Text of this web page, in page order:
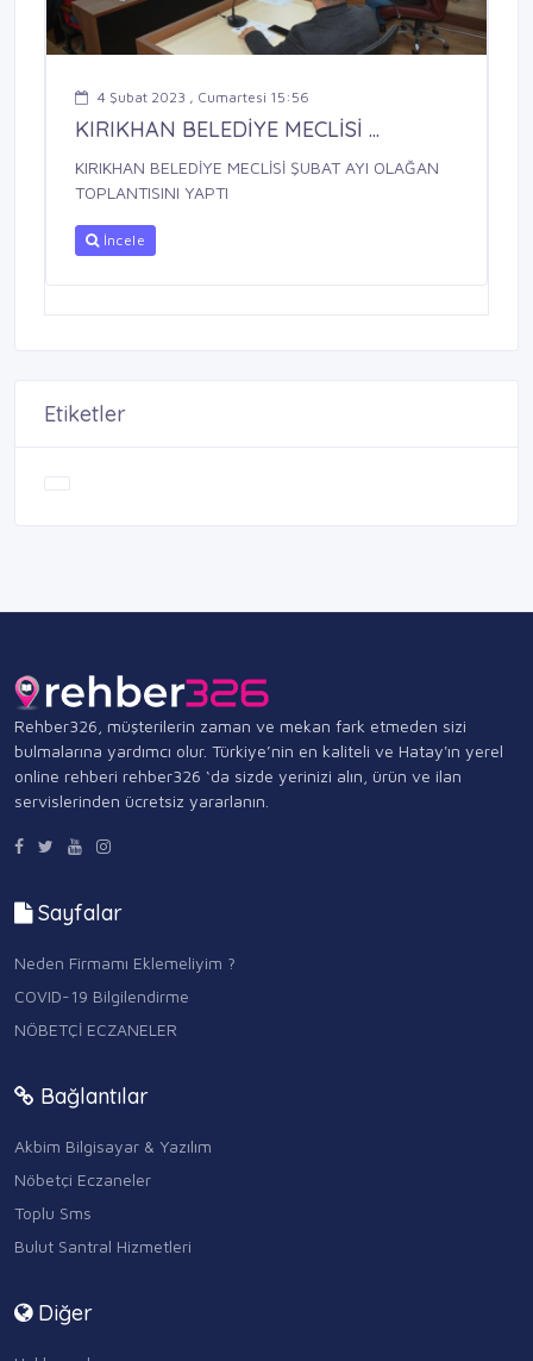
4 Şubat 2023 , Cumartesi 15:56
KIRIKHAN BELEDİYE MECLİSİ ...
KIRIKHAN BELEDİYE MECLİSİ ŞUBAT AYI OLAĞAN
TOPLANTISINI YAPTI
İncele
Etiketler
Rehber326, müşterilerin zaman ve mekan fark etmeden sizi
bulmalarına yardımcı olur. Türkiye’nin en kaliteli ve Hatay'ın yerel
online rehberi rehber326 ‘da sizde yerinizi alın, ürün ve ilan
servislerinden ücretsiz yararlanın.
Sayfalar
Neden Firmamı Eklemeliyim ?
COVID-19 Bilgilendirme
NÖBETÇİ ECZANELER
Bağlantılar
Akbim Bilgisayar & Yazılım
Nöbetçi Eczaneler
Toplu Sms
Bulut Santral Hizmetleri
Diğer